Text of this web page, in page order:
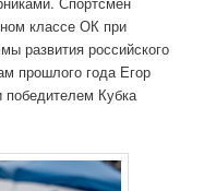
классе ОК при
развития российского
прошлого года Егор
Кубка